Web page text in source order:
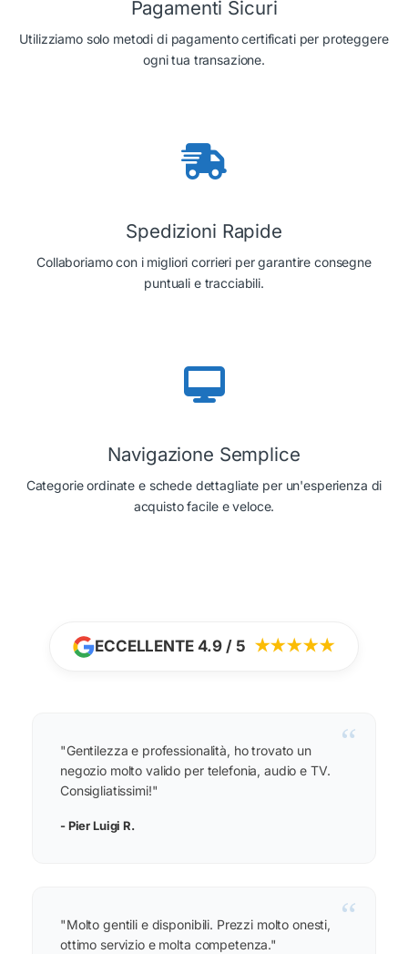
Pagamenti Sicuri
Utilizziamo solo metodi di pagamento certificati per proteggere
ogni tua transazione.
Spedizioni Rapide
Collaboriamo con i migliori corrieri per garantire consegne
puntuali e tracciabili.
Navigazione Semplice
Categorie ordinate e schede dettagliate per un'esperienza di
acquisto facile e veloce.
ECCELLENTE 4.9 / 5 ★★★★★
“
"Gentilezza e professionalità, ho trovato un
negozio molto valido per telefonia, audio e TV.
Consigliatissimi!"
- Pier Luigi R.
“
"Molto gentili e disponibili. Prezzi molto onesti,
ottimo servizio e molta competenza."